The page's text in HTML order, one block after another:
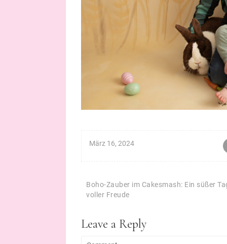
März 16, 2024
Beitragsnavigation
Boho-Zauber im Cakesmash: Ein süßer
voller Freude
Leave a Reply